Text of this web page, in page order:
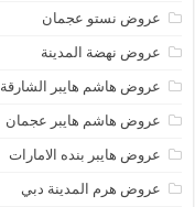
عروض نستو عجمان
عروض نهضة المدينة
عروض هاشم هايبر الشارقة
عروض هاشم هايبر عجمان
عروض هايبر بنده الامارات
عروض هرم المدينة دبي